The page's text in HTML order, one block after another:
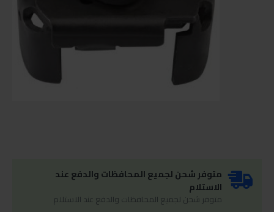
متوفر شحن لجميع المحافظات والدفع عند
الاستلام
متوفر شحن لجميع المحافظات والدفع عند الاستلام